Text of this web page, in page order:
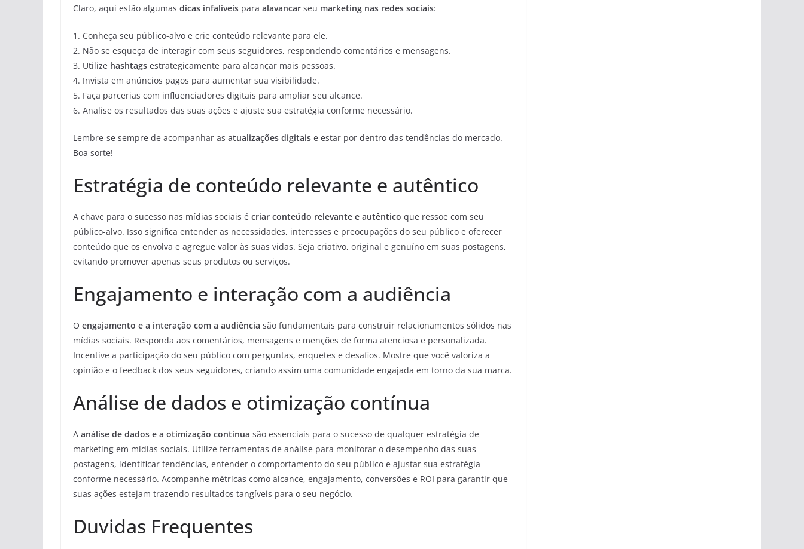
Claro, aqui estão algumas dicas infalíveis para alavancar seu marketing nas redes sociais:
1. Conheça seu público-alvo e crie conteúdo relevante para ele.
2. Não se esqueça de interagir com seus seguidores, respondendo comentários e mensagens.
3. Utilize hashtags estrategicamente para alcançar mais pessoas.
4. Invista em anúncios pagos para aumentar sua visibilidade.
5. Faça parcerias com influenciadores digitais para ampliar seu alcance.
6. Analise os resultados das suas ações e ajuste sua estratégia conforme necessário.
Lembre-se sempre de acompanhar as atualizações digitais e estar por dentro das tendências do mercado.
Boa sorte!
Estratégia de conteúdo relevante e autêntico
A chave para o sucesso nas mídias sociais é criar conteúdo relevante e autêntico que ressoe com seu
público-alvo. Isso significa entender as necessidades, interesses e preocupações do seu público e oferecer
conteúdo que os envolva e agregue valor às suas vidas. Seja criativo, original e genuíno em suas postagens,
evitando promover apenas seus produtos ou serviços.
Engajamento e interação com a audiência
O engajamento e a interação com a audiência são fundamentais para construir relacionamentos sólidos nas
mídias sociais. Responda aos comentários, mensagens e menções de forma atenciosa e personalizada.
Incentive a participação do seu público com perguntas, enquetes e desafios. Mostre que você valoriza a
opinião e o feedback dos seus seguidores, criando assim uma comunidade engajada em torno da sua marca.
Análise de dados e otimização contínua
A análise de dados e a otimização contínua são essenciais para o sucesso de qualquer estratégia de
marketing em mídias sociais. Utilize ferramentas de análise para monitorar o desempenho das suas
postagens, identificar tendências, entender o comportamento do seu público e ajustar sua estratégia
conforme necessário. Acompanhe métricas como alcance, engajamento, conversões e ROI para garantir que
suas ações estejam trazendo resultados tangíveis para o seu negócio.
Duvidas Frequentes